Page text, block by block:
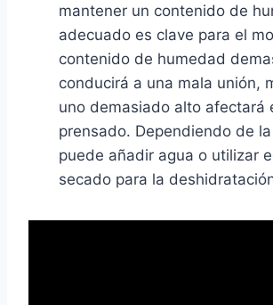
mantener un contenido de
adecuado es clave para el
contenido de humedad
conducirá a una mala unión,
uno demasiado alto afectará
prensado. Dependiendo de
puede añadir agua o utilizar
secado para la